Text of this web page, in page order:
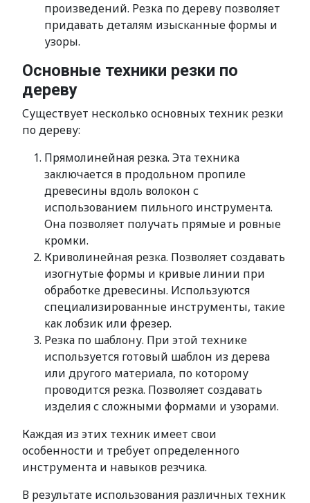
произведений. Резка по дереву позволяет
придавать деталям изысканные формы и
узоры.
Основные техники резки по
дереву
Существует несколько основных техник резки
по дереву:
Прямолинейная резка. Эта техника
заключается в продольном пропиле
древесины вдоль волокон с
использованием пильного инструмента.
Она позволяет получать прямые и ровные
кромки.
Криволинейная резка. Позволяет создавать
изогнутые формы и кривые линии при
обработке древесины. Используются
специализированные инструменты, такие
как лобзик или фрезер.
Резка по шаблону. При этой технике
используется готовый шаблон из дерева
или другого материала, по которому
проводится резка. Позволяет создавать
изделия с сложными формами и узорами.
Каждая из этих техник имеет свои
особенности и требует определенного
инструмента и навыков резчика.
В результате использования различных техник